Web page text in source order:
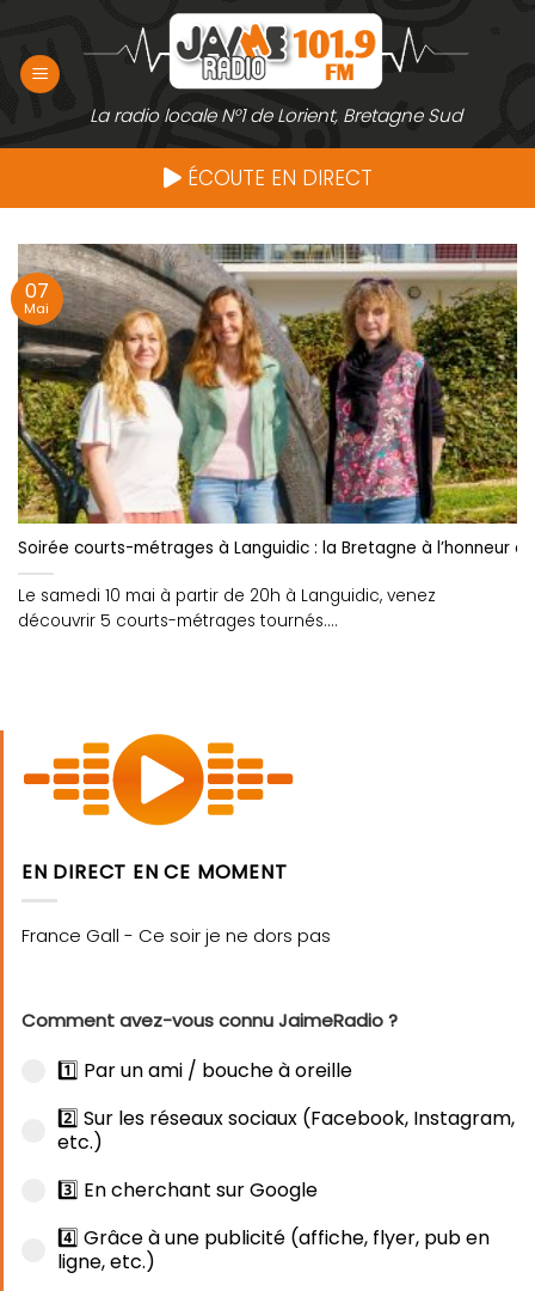
contenu
La radio locale N°1 de Lorient, Bretagne Sud
ÉCOUTE EN DIRECT
Soirée courts-métrages à Languidic : la Bretagne à l’honneur
Le samedi 10 mai à partir de 20h à Languidic, venez
découvrir 5 courts-métrages tournés....
07
Mai
EN DIRECT EN CE MOMENT
Comment avez-vous connu JaimeRadio ?
1️⃣ Par un ami / bouche à oreille
2️⃣ Sur les réseaux sociaux (Facebook, Instagram,
etc.)
3️⃣ En cherchant sur Google
4️⃣ Grâce à une publicité (affiche, flyer, pub en
ligne, etc.)